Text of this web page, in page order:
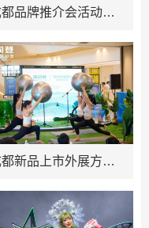
成都品牌推介会活动策划公司推荐
成都新品上市外展方案推荐